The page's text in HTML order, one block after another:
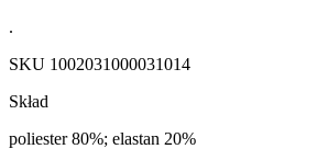
.
SKU 1002031000031014
Skład
poliester 80%; elastan 20%